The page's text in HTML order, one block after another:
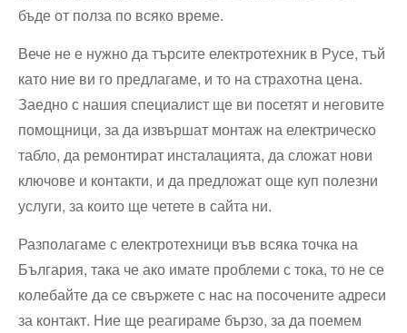
бъде от полза по всяко време.
Вече не е нужно да търсите електротехник в Русе, тъй
като ние ви го предлагаме, и то на страхотна цена.
Заедно с нашия специалист ще ви посетят и неговите
помощници, за да извършат монтаж на електрическо
табло, да ремонтират инсталацията, да сложат нови
ключове и контакти, и да предложат още куп полезни
услуги, за които ще четете в сайта ни.
Разполагаме с електротехници във всяка точка на
България, така че ако имате проблеми с тока, то не се
колебайте да се свържете с нас на посочените адреси
за контакт. Ние ще реагираме бързо, за да поемем